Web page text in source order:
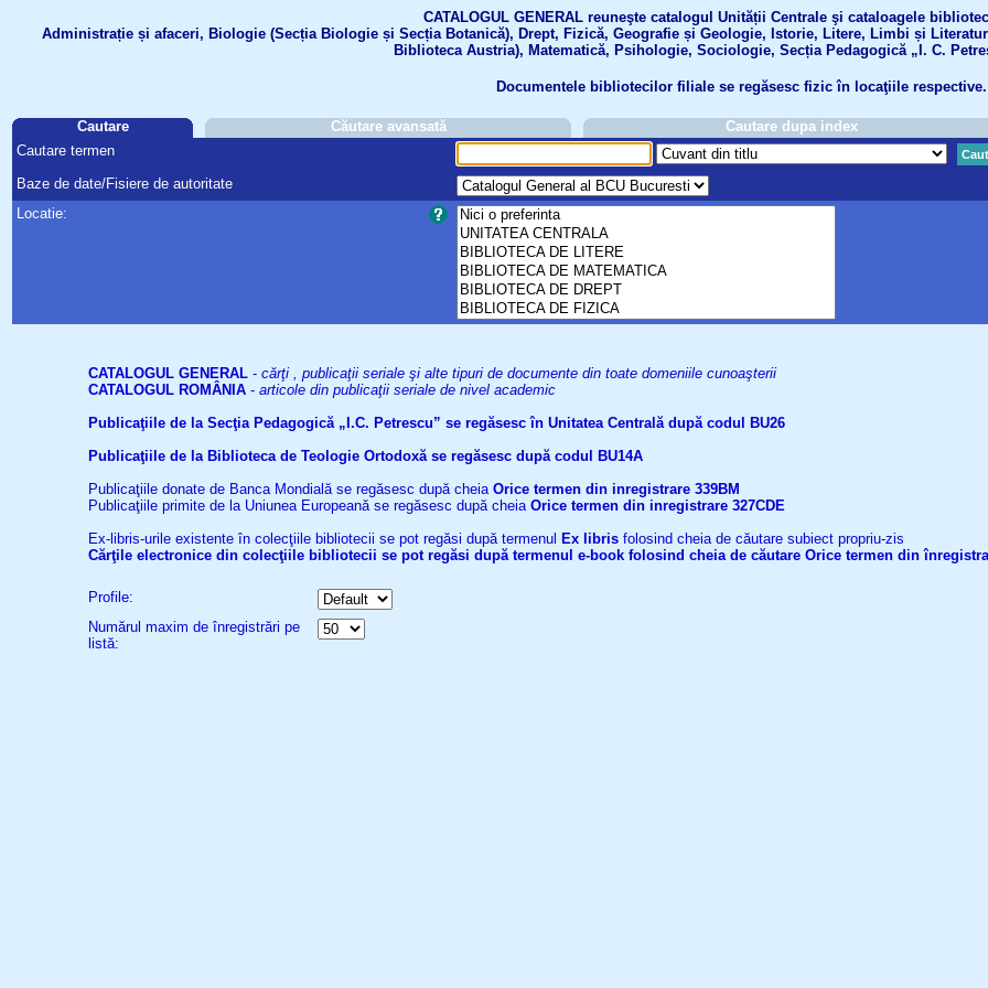
CATALOGUL GENERAL reuneşte catalogul Unității Centrale şi cataloagele
Administrație și afaceri, Biologie (Secția Biologie și Secția Botanică), Drept, Fizică, Geografie și Geologie, Istorie, Litere, Limbi și
Biblioteca Austria), Matematică, Psihologie, Sociologie, Secția Pedagogică „I. C.
Documentele bibliotecilor filiale se regăsesc fizic în locaţiile respective.
Cautare Căutare avansată
Cautare dupa index
Cautare termen
Baze de date/Fisiere de autoritate
Locatie:
CATALOGUL GENERAL - cărţi , publicaţii seriale şi alte tipuri de documente din toate domeniile cunoaşterii
CATALOGUL ROMÂNIA - articole din publicaţii seriale de nivel academic
Publicaţiile de la Secţia Pedagogică „I.C. Petrescu” se regăsesc în Unitatea Centrală după codul BU26
Publicaţiile de la Biblioteca de Teologie Ortodoxă se regăsesc după codul BU14A
Publicaţiile donate de Banca Mondială se regăsesc după cheia Orice termen din inregistrare 339BM
Publicaţiile primite de la Uniunea Europeană se regăsesc după cheia Orice termen din inregistrare 327CDE
Ex-libris-urile existente în colecţiile bibliotecii se pot regăsi după termenul Ex libris folosind cheia de căutare subiect propriu-zis
Cărţile electronice din colecţiile bibliotecii se pot regăsi după termenul e-book folosind cheia de căutare Orice termen din
Profile:
Numărul maxim de înregistrări pe
listă: